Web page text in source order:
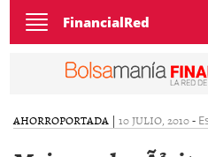
Toggle
navigation
FinancialRed
AHORROPORTADA | 10 JULIO, 2010-